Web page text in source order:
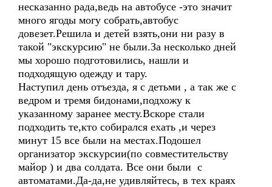
несказанно рада,ведь на автобусе -это значит
много ягоды могу собрать,автобус
довезет.Решила и детей взять,они ни разу в
такой "экскурсию" не были.За несколько дней
мы хорошо подготовились, нашли и
подходящую одежду и тару.
Наступил день отъезда, я с детьми , а так же с
ведром и тремя бидонами,подхожу к
указанному заранее месту.Вскоре стали
подходить те,кто собирался ехать ,и через
минут 15 все были на местах.Подошел
организатор экскурсии(по совместительству
майор ) и два солдата. Все они были с
автоматами.Да-да,не удивляйтесь, в тех краях